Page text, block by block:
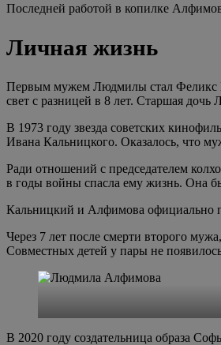
Последней работой в копилке
Личная жизнь
Первым мужем Людмилы стал Феликс
свет с разницей в 8 лет. Старшая
В 1973 году звезда советских
Ивана Кальницкого. Оказалось, что
Ради отношений с председателем
в годы войны спасла ему жизнь. Она
Кальницкий и Алфимова официально
Через 7 лет после смерти второго
Совместных детей у пары не
В 2020 году создательница образа